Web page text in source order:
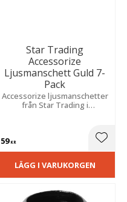
i favoriter
Star Trading
Accessorize
Ljusmanschett Guld 7-
Pack
Accessorize ljusmanschetter
från Star Trading i
59KR
LÄGG I VARUKORGEN